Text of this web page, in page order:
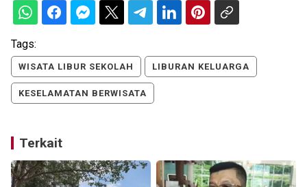
Tags:
WISATA LIBUR SEKOLAH LIBURAN KELUARGA
KESELAMATAN BERWISATA
Terkait